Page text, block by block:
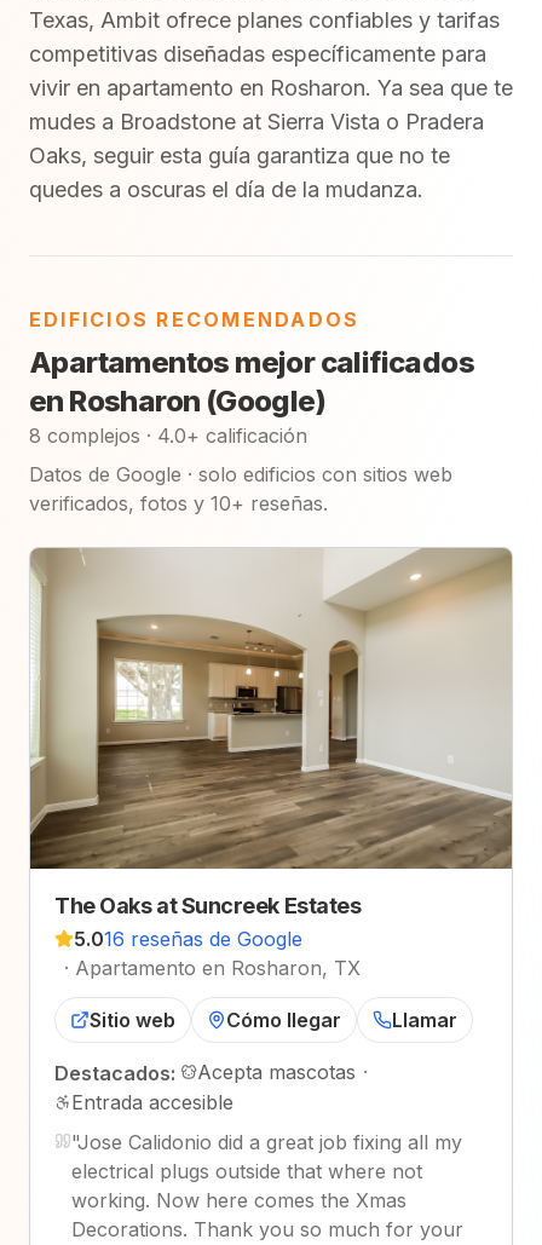
Texas, Ambit ofrece planes confiables y tarifas
competitivas diseñadas específicamente para
vivir en apartamento en Rosharon. Ya sea que te
mudes a Broadstone at Sierra Vista o Pradera
Oaks, seguir esta guía garantiza que no te
quedes a oscuras el día de la mudanza.
EDIFICIOS RECOMENDADOS
Apartamentos mejor calificados
en Rosharon (Google)
8 complejos · 4.0+ calificación
Datos de Google · solo edificios con sitios web
verificados, fotos y 10+ reseñas.
The Oaks at Suncreek Estates
5.016 reseñas de Google
· Apartamento en Rosharon, TX
Sitio web Cómo llegar Llamar
Destacados: Acepta mascotas ·
Entrada accesible
"Jose Calidonio did a great job fixing all my
electrical plugs outside that where not
working. Now here comes the Xmas
Decorations. Thank you so much for your